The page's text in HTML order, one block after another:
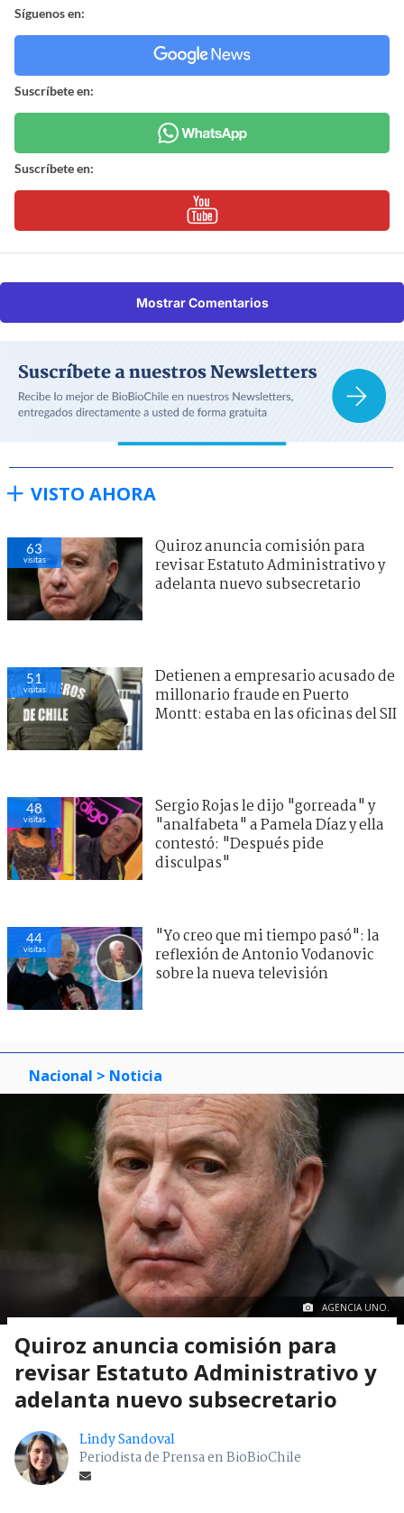
Síguenos en:
Suscríbete en:
Suscríbete en:
Mostrar Comentarios
VISTO AHORA
63
visitas
Quiroz anuncia comisión para
revisar Estatuto Administrativo y
adelanta nuevo subsecretario
51
visitas
Detienen a empresario acusado de
millonario fraude en Puerto
Montt: estaba en las oficinas del SII
48
visitas
Sergio Rojas le dijo "gorreada" y
"analfabeta" a Pamela Díaz y ella
contestó: "Después pide
disculpas"
44
visitas
"Yo creo que mi tiempo pasó": la
reflexión de Antonio Vodanovic
sobre la nueva televisión
Nacional > Noticia
AGENCIA UNO.
Quiroz anuncia comisión para
revisar Estatuto Administrativo y
adelanta nuevo subsecretario
Lindy Sandoval
Periodista de Prensa en BioBioChile